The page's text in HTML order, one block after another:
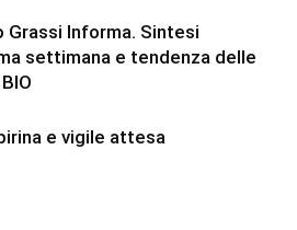
Grassi Informa. Sintesi
settimana e tendenza delle
e vigile attesa